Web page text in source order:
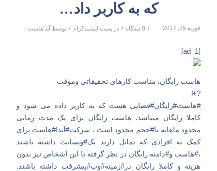
که به کاربر داد…
فوریه 25, 2017 / 0 دیدگاه / درپست اینستاگرام / توسط آیداهاست
[ad_1]
هاست رایگان، مناسب کارهای تحقیقاتی وموقت
?♓
#هاست#رایگان#فضایی هست که به کاربر داده می شود و
کاملا رایگان میباشد. هاست رایگان برای یک مدت زمانی
محدود ماهانه با#حجم محدود است . شرکت#آیدا#هاست برای
کمک به افرادی که تمایل دارند یک#وبسایت داشته باشند
،#هاست و#دامنه رایگان در نظر گرفته تا این اشخاص نیز بدون
هزینه و کاملا رایگان در#زمینه#وب#پیشرفت داشته باشند.